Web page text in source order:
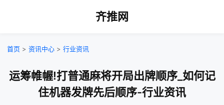
齐推网
首页 > 资讯中心 > 行业资讯
运筹帷幄!打普通麻将开局出牌顺序_如何记
住机器发牌先后顺序-行业资讯